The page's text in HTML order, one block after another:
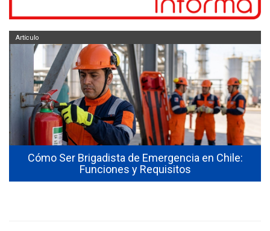
Cómo Ser Brigadista de Emergencia en Chile:
Funciones y Requisitos
Artículo